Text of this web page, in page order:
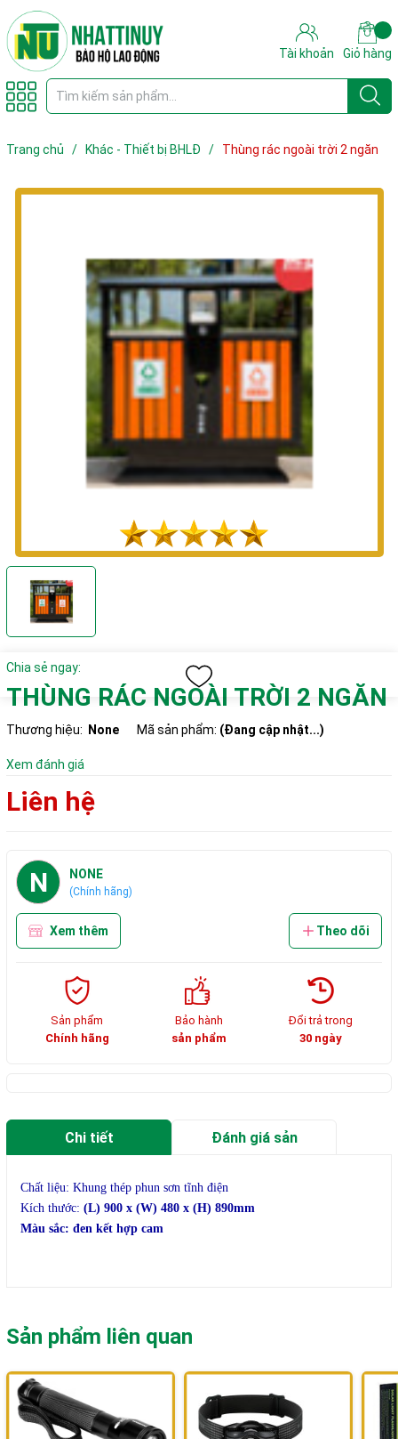
Tài khoản Giỏ hàng
Trang chủ / Khác - Thiết bị BHLĐ / Thùng rác ngoài trời 2 ngăn
Chia sẻ ngay:
THÙNG RÁC NGOÀI TRỜI 2 NGĂN
Thương hiệu: None Mã sản phẩm: (Đang cập nhật...)
Xem đánh giá
Liên hệ
N NONE
(Chính hãng)
Xem thêm Theo dõi
Sản phẩm
Chính hãng
Bảo hành
sản phẩm
Đổi trả trong
30 ngày
Chi tiết Đánh giá sản
Chất liệu: Khung thép phun sơn tĩnh điện
Kích thước: (L) 900 x (W) 480 x (H) 890mm
Màu sắc: đen kết hợp cam
Sản phẩm liên quan